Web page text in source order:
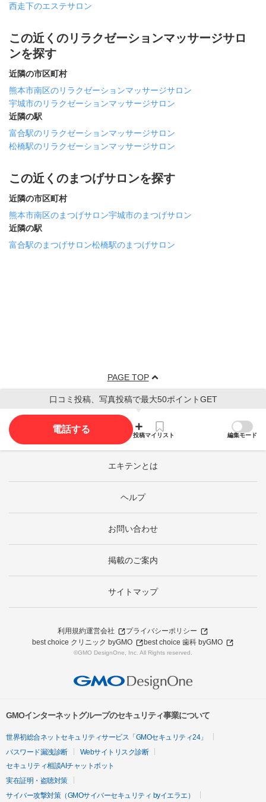
西走下のエステサロン
この近くのリラクゼーションマッサージサロ
ンを探す
近隣の市区町村
熊本市南区のリラクゼーションマッサージサロン
宇城市のリラクゼーションマッサージサロン
近隣の駅
富合駅のリラクゼーションマッサージサロン
松橋駅のリラクゼーションマッサージサロン
この近くのまつげサロンを探す
近隣の市区町村
熊本市南区のまつげサロン宇城市のまつげサロン
近隣の駅
富合駅のまつげサロン松橋駅のまつげサロン
PAGE TOP
口コミ投稿、写真投稿で最大50ポイントGET
電話する
投稿マイリスト 編集モード
エキテンとは
ヘルプ
お問い合わせ
掲載のご案内
サイトマップ
利用規約運営会社
プライバシーポリシー
best choice クリニック byGMO
best choice 歯科 byGMO
©GMO DesignOne, Inc. All Rights reserved.
GMOインターネットグループのセキュリティ事業について
世界初総合ネットセキュリティサービス「GMOセキュリティ24」
パスワード漏洩診断
Webサイトリスク診断
セキュリティ相談AIチャットボット
実在証明・盗聴対策
サイバー攻撃対策（GMOサイバーセキュリティ byイエラエ）